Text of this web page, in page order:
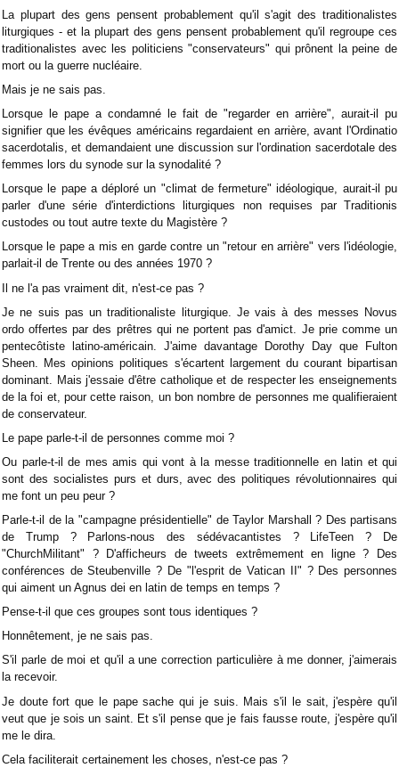
La plupart des gens pensent probablement qu'il s'agit des traditionalistes
liturgiques - et la plupart des gens pensent probablement qu'il regroupe ces
traditionalistes avec les politiciens "conservateurs" qui prônent la peine de
mort ou la guerre nucléaire.
Mais je ne sais pas.
Lorsque le pape a condamné le fait de "regarder en arrière", aurait-il pu
signifier que les évêques américains regardaient en arrière, avant l'Ordinatio
sacerdotalis, et demandaient une discussion sur l'ordination sacerdotale des
femmes lors du synode sur la synodalité ?
Lorsque le pape a déploré un "climat de fermeture" idéologique, aurait-il pu
parler d'une série d'interdictions liturgiques non requises par Traditionis
custodes ou tout autre texte du Magistère ?
Lorsque le pape a mis en garde contre un "retour en arrière" vers l'idéologie,
parlait-il de Trente ou des années 1970 ?
Il ne l'a pas vraiment dit, n'est-ce pas ?
Je ne suis pas un traditionaliste liturgique. Je vais à des messes Novus
ordo offertes par des prêtres qui ne portent pas d'amict. Je prie comme un
pentecôtiste latino-américain. J'aime davantage Dorothy Day que Fulton
Sheen. Mes opinions politiques s'écartent largement du courant bipartisan
dominant. Mais j'essaie d'être catholique et de respecter les enseignements
de la foi et, pour cette raison, un bon nombre de personnes me qualifieraient
de conservateur.
Le pape parle-t-il de personnes comme moi ?
Ou parle-t-il de mes amis qui vont à la messe traditionnelle en latin et qui
sont des socialistes purs et durs, avec des politiques révolutionnaires qui
me font un peu peur ?
Parle-t-il de la "campagne présidentielle" de Taylor Marshall ? Des partisans
de Trump ? Parlons-nous des sédévacantistes ? LifeTeen ? De
"ChurchMilitant" ? D'afficheurs de tweets extrêmement en ligne ? Des
conférences de Steubenville ? De "l'esprit de Vatican II" ? Des personnes
qui aiment un Agnus dei en latin de temps en temps ?
Pense-t-il que ces groupes sont tous identiques ?
Honnêtement, je ne sais pas.
S'il parle de moi et qu'il a une correction particulière à me donner, j'aimerais
la recevoir.
Je doute fort que le pape sache qui je suis. Mais s'il le sait, j'espère qu'il
veut que je sois un saint. Et s'il pense que je fais fausse route, j'espère qu'il
me le dira.
Cela faciliterait certainement les choses, n'est-ce pas ?